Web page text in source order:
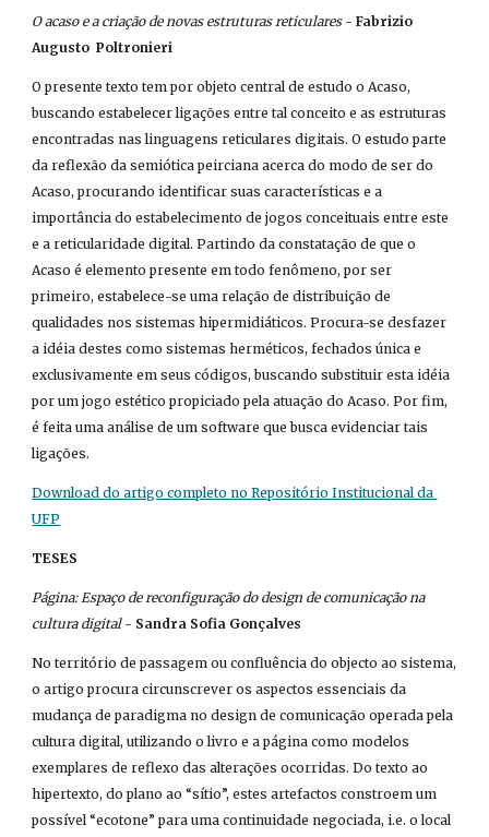
O acaso e a criação de novas estruturas reticulares - Fabrizio
Augusto  Poltronieri
O presente texto tem por objeto central de estudo o Acaso,
buscando estabelecer ligações entre tal conceito e as estruturas
encontradas nas linguagens reticulares digitais. O estudo parte
da reflexão da semiótica peirciana acerca do modo de ser do
Acaso, procurando identificar suas características e a
importância do estabelecimento de jogos conceituais entre este
e a reticularidade digital. Partindo da constatação de que o
Acaso é elemento presente em todo fenômeno, por ser
primeiro, estabelece-se uma relação de distribuição de
qualidades nos sistemas hipermidiáticos. Procura-se desfazer
a idéia destes como sistemas herméticos, fechados única e
exclusivamente em seus códigos, buscando substituir esta idéia
por um jogo estético propiciado pela atuação do Acaso. Por fim,
é feita uma análise de um software que busca evidenciar tais
ligações.
Download do artigo completo no Repositório Institucional da
UFP
TESES
Página: Espaço de reconfiguração do design de comunicação na
cultura digital - Sandra Sofia Gonçalves
No território de passagem ou confluência do objecto ao sistema,
o artigo procura circunscrever os aspectos essenciais da
mudança de paradigma no design de comunicação operada pela
cultura digital, utilizando o livro e a página como modelos
exemplares de reflexo das alterações ocorridas. Do texto ao
hipertexto, do plano ao “sítio”, estes artefactos constroem um
possível “ecotone” para uma continuidade negociada, i.e. o local